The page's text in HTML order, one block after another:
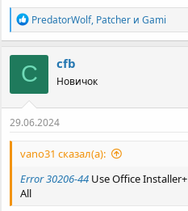
Р
е
а
к
ц
и
и
:
PredatorWolf, Patcher иGami
C cfb
Новичок
29.06.2024
vano31 сказал(а):
Error 30206-44 Use Office
All